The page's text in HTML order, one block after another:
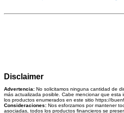
Disclaimer
Advertencia: No solicitamos ninguna cantidad de
más actualizada posible. Cabe mencionar que
los productos enumerados en este sitio https://
Consideraciones: Nos esforzamos por mantener
asociadas, todos los productos financieros se